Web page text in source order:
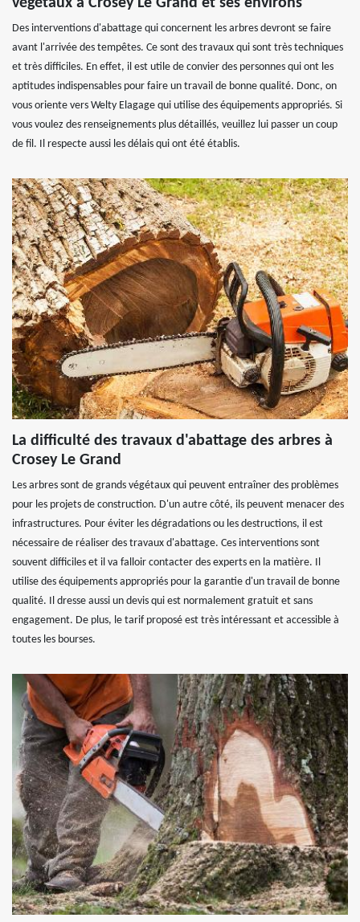
végétaux à Crosey Le Grand et ses environs
Des interventions d'abattage qui concernent les arbres devront se faire
avant l'arrivée des tempêtes. Ce sont des travaux qui sont très techniques
et très difficiles. En effet, il est utile de convier des personnes qui ont les
aptitudes indispensables pour faire un travail de bonne qualité. Donc, on
vous oriente vers Welty Elagage qui utilise des équipements appropriés. Si
vous voulez des renseignements plus détaillés, veuillez lui passer un coup
de fil. Il respecte aussi les délais qui ont été établis.
La difficulté des travaux d'abattage des arbres à
Crosey Le Grand
Les arbres sont de grands végétaux qui peuvent entraîner des problèmes
pour les projets de construction. D'un autre côté, ils peuvent menacer des
infrastructures. Pour éviter les dégradations ou les destructions, il est
nécessaire de réaliser des travaux d'abattage. Ces interventions sont
souvent difficiles et il va falloir contacter des experts en la matière. Il
utilise des équipements appropriés pour la garantie d'un travail de bonne
qualité. Il dresse aussi un devis qui est normalement gratuit et sans
engagement. De plus, le tarif proposé est très intéressant et accessible à
toutes les bourses.